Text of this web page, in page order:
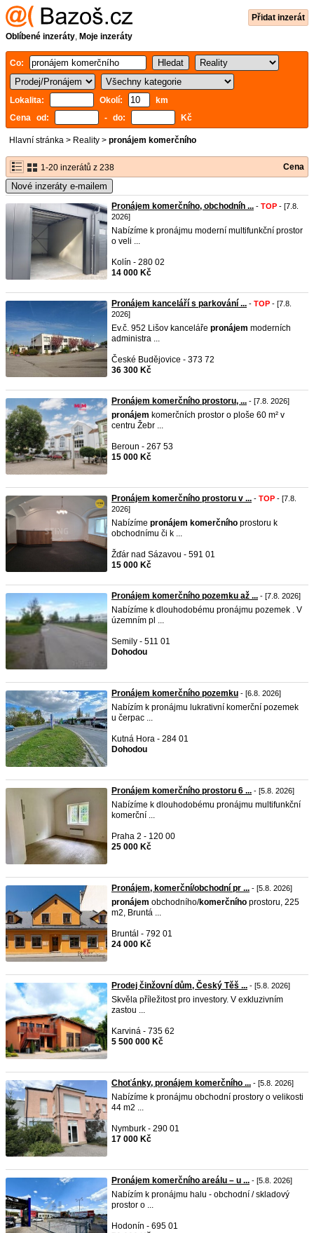
Přidat inzerát
Oblíbené inzeráty, Moje inzeráty
Co:
Lokalita: Okolí:
km
Cena od:
- do: Kč
Hlavní stránka > Reality > pronájem komerčního
1-20 inzerátů z 238 Cena
Nové inzeráty e-mailem
Pronájem komerčního, obchodníh ... - TOP - [7.8.
2026]
Nabízíme k pronájmu moderní multifunkční prostor
o veli ...
Kolín - 280 02
14 000 Kč
Pronájem kanceláří s parkování ... - TOP - [7.8.
2026]
Ev.č. 952 Lišov kanceláře pronájem moderních
administra ...
České Budějovice - 373 72
36 300 Kč
Pronájem komerčního prostoru, ... - [7.8. 2026]
pronájem komerčních prostor o ploše 60 m² v
centru Žebr ...
Beroun - 267 53
15 000 Kč
Pronájem komerčního prostoru v ... - TOP - [7.8.
2026]
Nabízíme pronájem komerčního prostoru k
obchodnímu či k ...
Žďár nad Sázavou - 591 01
15 000 Kč
Pronájem komerčního pozemku až ... - [7.8. 2026]
Nabízíme k dlouhodobému pronájmu pozemek . V
územním pl ...
Semily - 511 01
Dohodou
Pronájem komerčního pozemku - [6.8. 2026]
Nabízím k pronájmu lukrativní komerční pozemek
u čerpac ...
Kutná Hora - 284 01
Dohodou
Pronájem komerčního prostoru 6 ... - [5.8. 2026]
Nabízíme k dlouhodobému pronájmu multifunkční
komerční ...
Praha 2 - 120 00
25 000 Kč
Pronájem, komerční/obchodní pr ... - [5.8. 2026]
pronájem obchodního/komerčního prostoru, 225
m2, Bruntá ...
Bruntál - 792 01
24 000 Kč
Prodej činžovní dům, Český Těš ... - [5.8. 2026]
Skvěla příležitost pro investory. V exkluzivním
zastou ...
Karviná - 735 62
5 500 000 Kč
Choťánky, pronájem komerčního ... - [5.8. 2026]
Nabízíme k pronájmu obchodní prostory o velikosti
44 m2 ...
Nymburk - 290 01
17 000 Kč
Pronájem komerčního areálu – u ... - [5.8. 2026]
Nabízím k pronájmu halu - obchodní / skladový
prostor o ...
Hodonín - 695 01